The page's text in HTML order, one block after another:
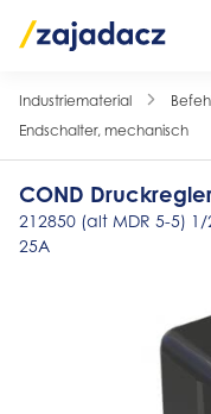
Industriematerial
Endschalter, mechanisch
COND
212850 (alt MDR 5-5) 1/
25A